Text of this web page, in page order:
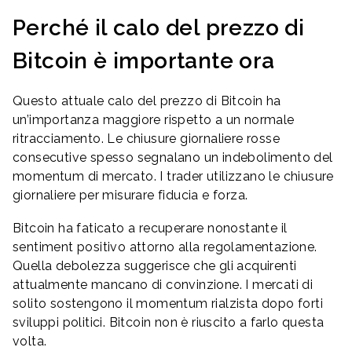
Perché il calo del prezzo di
Bitcoin è importante ora
Questo attuale calo del prezzo di Bitcoin ha
un’importanza maggiore rispetto a un normale
ritracciamento. Le chiusure giornaliere rosse
consecutive spesso segnalano un indebolimento del
momentum di mercato. I trader utilizzano le chiusure
giornaliere per misurare fiducia e forza.
Bitcoin ha faticato a recuperare nonostante il
sentiment positivo attorno alla regolamentazione.
Quella debolezza suggerisce che gli acquirenti
attualmente mancano di convinzione. I mercati di
solito sostengono il momentum rialzista dopo forti
sviluppi politici. Bitcoin non è riuscito a farlo questa
volta.